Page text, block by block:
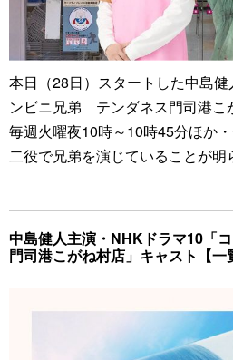
本日（28日）スタートした中島
ンビニ兄弟 テンダネス門司港こ
毎週火曜夜10時～10時45分ほか
二役で兄弟を演じていることが明
中島健人主演・NHKドラマ10「
門司港こがね村店」キャスト【一